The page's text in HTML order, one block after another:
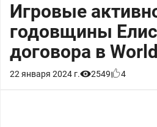
Игровые
годовщины
договора в
22 января 2024 г. 2549 4